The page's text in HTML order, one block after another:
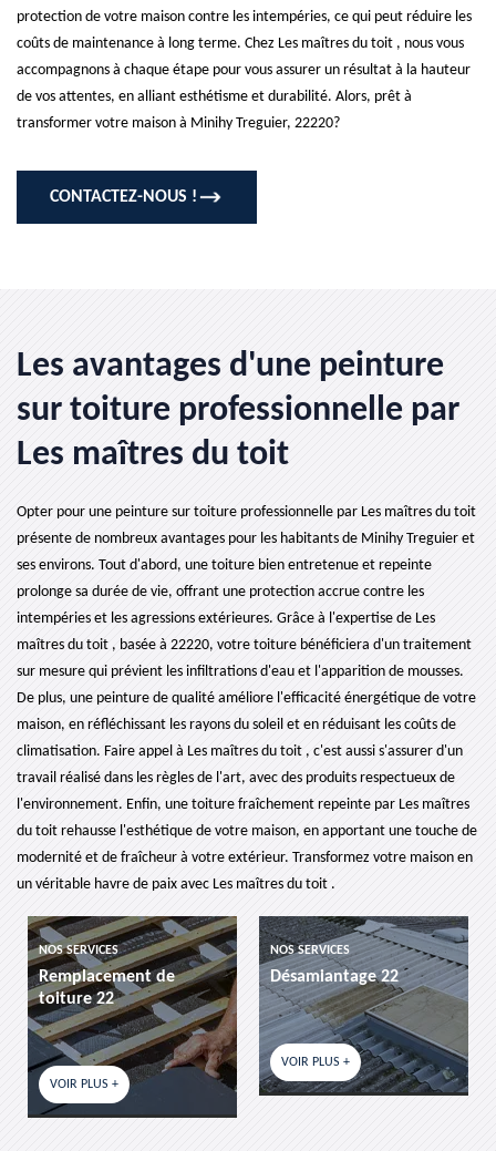
protection de votre maison contre les intempéries, ce qui peut réduire les
coûts de maintenance à long terme. Chez Les maîtres du toit , nous vous
accompagnons à chaque étape pour vous assurer un résultat à la hauteur
de vos attentes, en alliant esthétisme et durabilité. Alors, prêt à
transformer votre maison à Minihy Treguier, 22220?
CONTACTEZ-NOUS !
Les avantages d'une peinture
sur toiture professionnelle par
Les maîtres du toit
Opter pour une peinture sur toiture professionnelle par Les maîtres du toit
présente de nombreux avantages pour les habitants de Minihy Treguier et
ses environs. Tout d'abord, une toiture bien entretenue et repeinte
prolonge sa durée de vie, offrant une protection accrue contre les
intempéries et les agressions extérieures. Grâce à l'expertise de Les
maîtres du toit , basée à 22220, votre toiture bénéficiera d'un traitement
sur mesure qui prévient les infiltrations d'eau et l'apparition de mousses.
De plus, une peinture de qualité améliore l'efficacité énergétique de votre
maison, en réfléchissant les rayons du soleil et en réduisant les coûts de
climatisation. Faire appel à Les maîtres du toit , c'est aussi s'assurer d'un
travail réalisé dans les règles de l'art, avec des produits respectueux de
l'environnement. Enfin, une toiture fraîchement repeinte par Les maîtres
du toit rehausse l'esthétique de votre maison, en apportant une touche de
modernité et de fraîcheur à votre extérieur. Transformez votre maison en
un véritable havre de paix avec Les maîtres du toit .
NOS SERVICES
Désamiantage 22
VOIR PLUS +
NOS SERVICES
etancheite de toiture 22
VOIR PLUS +